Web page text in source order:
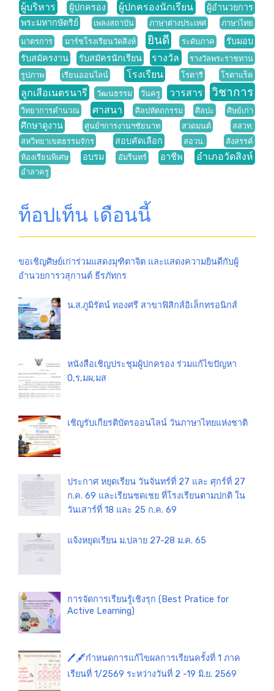
ผู้บริหาร ผู้ปกครอง ผู้ปกครองนักเรียน
ผู้อำนวยการ
พระมหากษัตริย์
เพลงสถาบัน ภาษาต่างประเทศ
ภาษาไทย
มาตรการ
มาร์ชโรงเรียนวัดสิงห์ ยินดี ระดับภาค
รับมอบ
รับสมัครงาน
รับสมัครนักเรียน รางวัล
รางวัลพระราชทาน
รูปภาพ
เรียนออนไลน์ โรงเรียน โรตารี โรตาแร็ค
ลูกเสือเนตรนารี วัฒนธรรม วันครู วารสาร วิชาการ
วิทยาการคำนวณ ศาสนา ศิลปหัตถกรรม ศิลปะ ศิษย์เก่า
ศึกษาดูงาน ศูนย์ฯการงานฯชัยนาท สวดมนต์
สสวท.
สหวิทยาเขตธรรมจักร
สอบคัดเลือก สอวน.
สังสรรค์
ห้องเรียนพิเศษ
อบรม อัมรินทร์ อาชีพ อำเภอวัดสิงห์
อำลาครู
ท็อปเท็น เดือนนี้
ขอเชิญศิษย์เก่าร่วมแสดงมุฑิตาจิต และแสดงความยินดีกับผู้
อำนวยการวสุกานต์ ธีรภัทกร
น.ส.ภูมิรัตน์ ทองศรี สาขาฟิสิกส์อิเล็กทรอนิกส์
หนังสือเชิญประชุมผู้ปกครอง ร่วมแก้ไขปัญหา
0,ร,มผ,มส
เชิญรับเกียรติบัตรออนไลน์ วันภาษาไทยแห่งชาติ
ประกาศ หยุดเรียน วันจันทร์ที่ 27 และ ศุกร์ที่ 27
ก.ค. 69 และเรียนชดเชย ที่โรงเรียนตามปกติ ใน
วันเสาร์ที่ 18 และ 25 ก.ค. 69
แจ้งหยุดเรียน ม.ปลาย 27-28 ม.ค. 65
การจัดการเรียนรู้เชิงรุก (Best Pratice for
Active Learning)
🖊️🖋️กำหนดการแก้ไขผลการเรียนครั้งที่ 1 ภาค
เรียนที่ 1/2569 ระหว่างวันที่ 2 -19 มิ.ย. 2569